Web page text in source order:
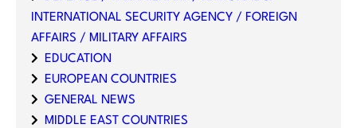
INTERNATIONAL SECURITY AGENCY / FOREIGN
AFFAIRS / MILITARY AFFAIRS
EDUCATION
EUROPEAN COUNTRIES
GENERAL NEWS
MIDDLE EAST COUNTRIES